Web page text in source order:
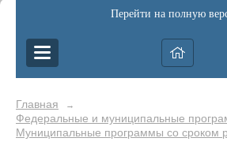
Перейти на полную
Главная →
Федеральные и муниципальные
Муниципальные программы со сроком